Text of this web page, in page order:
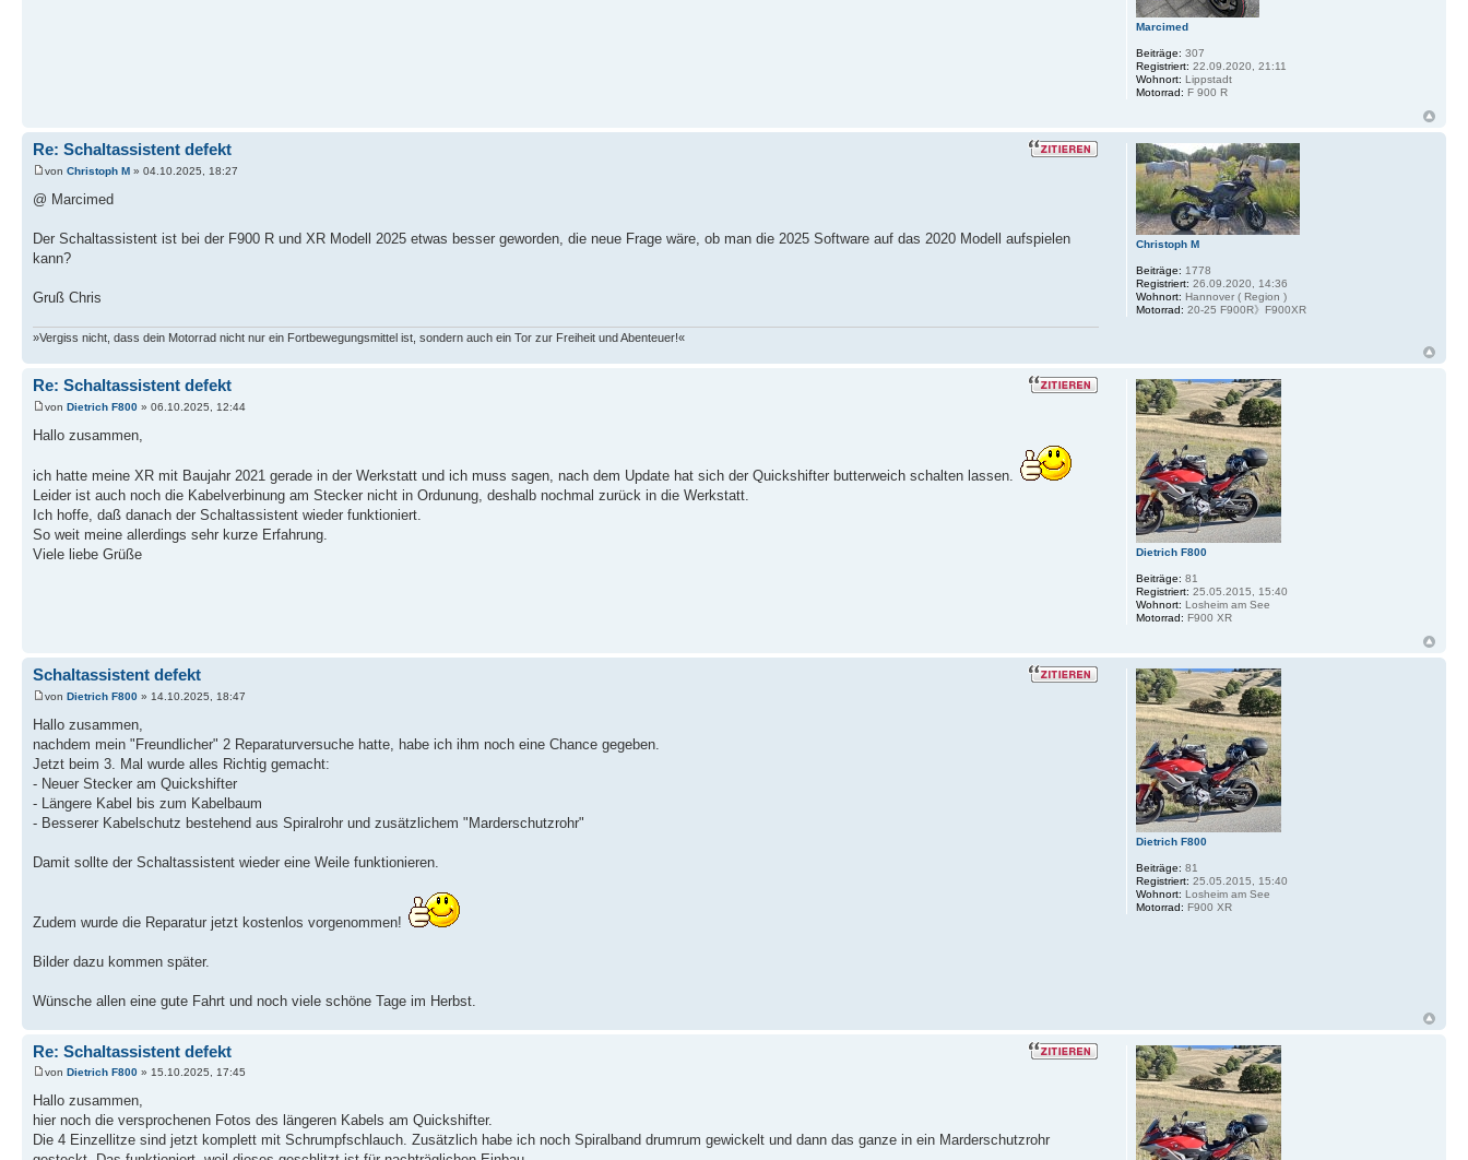
Marcimed
Beiträge: 307
Registriert: 22.09.2020, 21:11
Wohnort: Lippstadt
Motorrad: F 900 R
Re: Schaltassistent defekt
von Christoph M » 04.10.2025, 18:27
@ Marcimed
Der Schaltassistent ist bei der F900 R und XR Modell 2025 etwas besser geworden, die neue Frage wäre, ob man die 2025 Software auf das 2020 Modell aufspielen
kann?
Gruß Chris
»Vergiss nicht, dass dein Motorrad nicht nur ein Fortbewegungsmittel ist, sondern auch ein Tor zur Freiheit und Abenteuer!«
Christoph M
Beiträge: 1778
Registriert: 26.09.2020, 14:36
Wohnort: Hannover ( Region )
Motorrad: 20-25 F900R》F900XR
Re: Schaltassistent defekt
von Dietrich F800 » 06.10.2025, 12:44
Hallo zusammen,
ich hatte meine XR mit Baujahr 2021 gerade in der Werkstatt und ich muss sagen, nach dem Update hat sich der Quickshifter butterweich schalten lassen.
Leider ist auch noch die Kabelverbinung am Stecker nicht in Ordunung, deshalb nochmal zurück in die Werkstatt.
Ich hoffe, daß danach der Schaltassistent wieder funktioniert.
So weit meine allerdings sehr kurze Erfahrung.
Viele liebe Grüße
Dietrich F800
Beiträge: 81
Registriert: 25.05.2015, 15:40
Wohnort: Losheim am See
Motorrad: F900 XR
Schaltassistent defekt
von Dietrich F800 » 14.10.2025, 18:47
Hallo zusammen,
nachdem mein "Freundlicher" 2 Reparaturversuche hatte, habe ich ihm noch eine Chance gegeben.
Jetzt beim 3. Mal wurde alles Richtig gemacht:
- Neuer Stecker am Quickshifter
- Längere Kabel bis zum Kabelbaum
- Besserer Kabelschutz bestehend aus Spiralrohr und zusätzlichem "Marderschutzrohr"
Damit sollte der Schaltassistent wieder eine Weile funktionieren.
Zudem wurde die Reparatur jetzt kostenlos vorgenommen!
Bilder dazu kommen später.
Wünsche allen eine gute Fahrt und noch viele schöne Tage im Herbst.
Dietrich F800
Beiträge: 81
Registriert: 25.05.2015, 15:40
Wohnort: Losheim am See
Motorrad: F900 XR
Re: Schaltassistent defekt
von Dietrich F800 » 15.10.2025, 17:45
Hallo zusammen,
hier noch die versprochenen Fotos des längeren Kabels am Quickshifter.
Die 4 Einzellitze sind jetzt komplett mit Schrumpfschlauch. Zusätzlich habe ich noch Spiralband drumrum gewickelt und dann das ganze in ein Marderschutzrohr